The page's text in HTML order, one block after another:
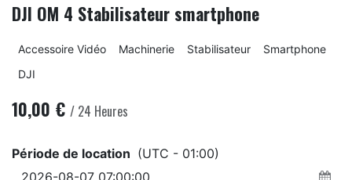
DJI OM 4 Stabilisateur smartphone
Accessoire Vidéo Machinerie Stabilisateur
Smartphone
DJI
10,00 € / 24 Heures
Période de location (UTC - 01:00)